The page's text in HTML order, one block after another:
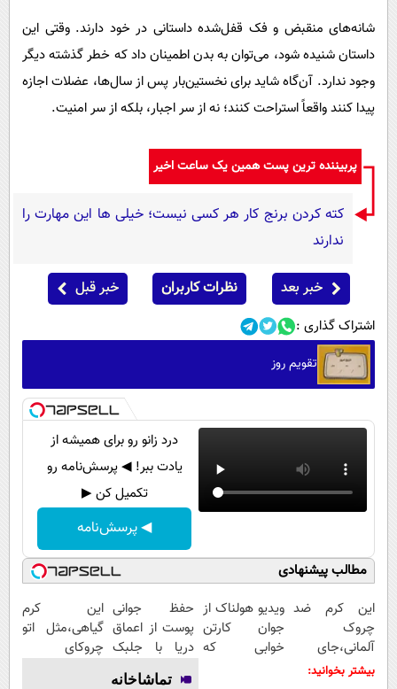
شانه‌های منقبض و فک قفل‌شده داستانی در خود دارند. وقتی این
داستان شنیده شود، می‌توان به بدن اطمینان داد که خطر گذشته دیگر
وجود ندارد. آن‌گاه شاید برای نخستین‌بار پس از سال‌ها، عضلات اجازه
پیدا کنند واقعاً استراحت کنند؛ نه از سر اجبار، بلکه از سر امنیت.
پربیننده ترین پست همین یک ساعت اخیر
کته کردن برنج کار هر کسی نیست؛ خیلی ها این مهارت را
ندارند
خبر بعد نظرات کاربران خبر قبل
اشتراک گذاری :
تقویم روز
درد زانو رو برای همیشه از
یادت ببر! ◀ پرسش‌نامه رو
تکمیل کن ▶
◀ پرسش‌نامه
مطالب پیشنهادی
این کرم ضد
چروک
آلمانی،جای
بوتاکس رو برات
ویدیو هولناک از
جوان کارتن
خوابی که
حفظ جوانی
پوست از اعماق
دریا با جلبک
اسپیرولینا
این کرم
گیاهی،مثل اتو
چروکای
بیشتر بخوانید: تماشاخانه